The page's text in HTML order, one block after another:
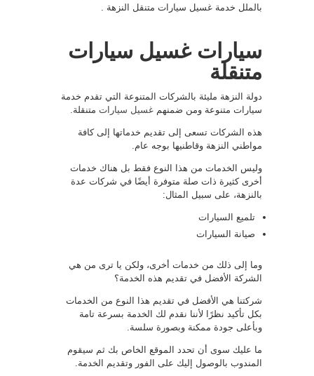
بالملل خدمة غسيل سيارات متنقل النزهة .
سيارات غسيل سيارات
متنقلة
دولة النزهة مليئة بالشركات المتنوعة التي تقدم خدمة
سيارات متنوعة ومن ضمنهم غسيل سيارات متنقلة.
هذه الشركات تسعى إلى تقديم خدماتها إلى كافة
مواطني النزهة وقاطنيها بوجه عام.
وليس الخدمات من هذا النوع فقط بل هناك خدمات
أخرى كثيرة ذات صلة متوفرة أيضًا في شركات عدة
بالنزهة، على سبيل المثال:
تلميع السيارات
صيانة السيارات
وما إلى ذلك من خدمات أخرى، ولكن يا ترى من هي
الشركة الأفضل في تقديم هذه الخدمة؟
شركتنا هي الأفضل في تقديم هذا النوع من الخدمات
بكل تأكيد نظرًا لأننا نقدم لك الخدمة بسرعة تامة
وبأعلى جودة ممكنة وبصورة سلسة.
ما عليك سوى أن تحدد الموقع الخاص بك ثم سيقوم
المندوب بالوصول إليك على الفور وتقديم الخدمة.